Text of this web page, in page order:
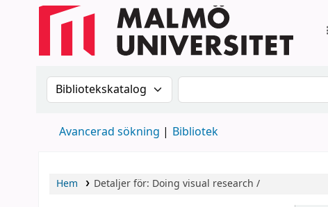
Sök i katalogen efter:Sök i katalogen
Avancerad sökning Bibliotek
Hem Detaljer för: Doing visual research /